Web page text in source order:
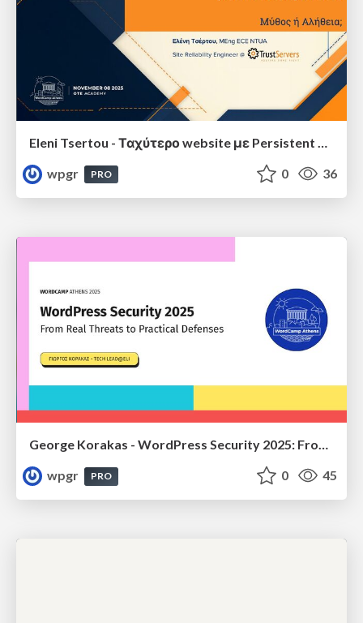
Eleni Tsertou - Ταχύτερο website με Persistent Object Cache: Μύθος ή Αλήθεια;
wpgr
PRO 0 36
George Korakas - WordPress Security 2025: From Real Threats to Practical Defenses
wpgr
PRO 0 45